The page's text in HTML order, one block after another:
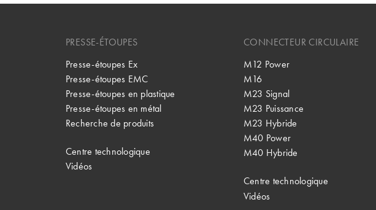
PRESSE-ÉTOUPES
Presse-étoupes Ex
Presse-étoupes EMC
Presse-étoupes en plastique
Presse-étoupes en métal
Recherche de produits
Centre technologique
Vidéos
CONNECTEUR CIRCULAIRE
M12 Power
M16
M23 Signal
M23 Puissance
M23 Hybride
M40 Power
M40 Hybride
Centre technologique
Vidéos